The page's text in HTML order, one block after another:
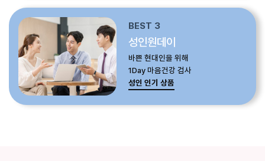
BEST 3
성인원데이
바쁜 현대인을 위해
1Day 마음건강 검사
성인 인기 상품